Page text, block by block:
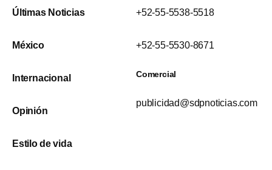
Últimas Noticias
México
Internacional
Opinión
Estilo de vida
+52-55-5538-5518
+52-55-5530-8671
Comercial
publicidad@sdpnoticias.com